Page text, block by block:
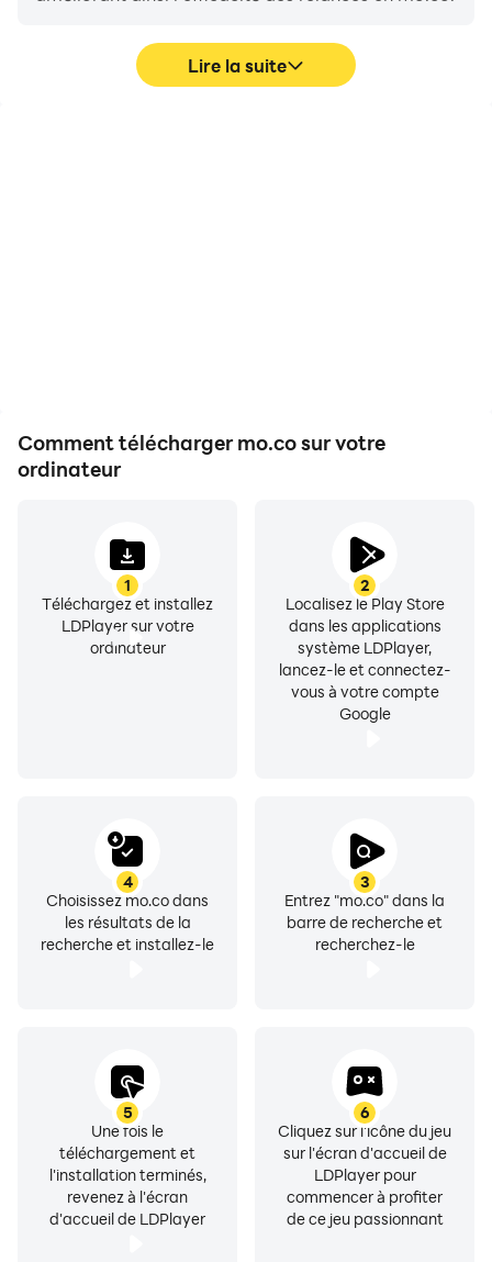
Lire la suite
Comment télécharger mo.co sur votre
ordinateur
1
Téléchargez et installez
LDPlayer sur votre
ordinateur
2
Localisez le Play Store
dans les applications
système LDPlayer,
lancez-le et connectez-
vous à votre compte
Google
3
Entrez "mo.co" dans la
barre de recherche et
recherchez-le
4
Choisissez mo.co dans
les résultats de la
recherche et installez-le
5
Une fois le
téléchargement et
l'installation terminés,
revenez à l'écran
d'accueil de LDPlayer
6
Cliquez sur l'icône du jeu
sur l'écran d'accueil de
LDPlayer pour
commencer à profiter
de ce jeu passionnant